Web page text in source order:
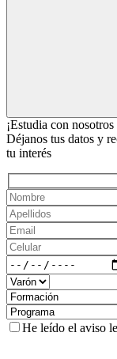
¡Estudia con nosotros
Déjanos tus datos y
tu interés
He leído el aviso